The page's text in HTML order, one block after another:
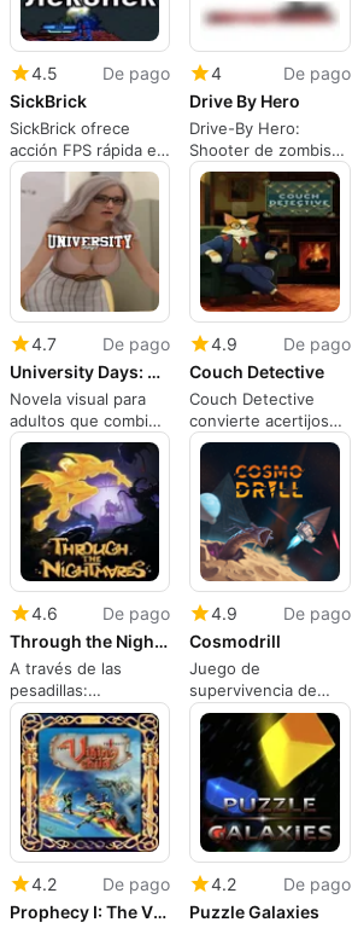
4.5
De pago
SickBrick
SickBrick ofrece
acción FPS rápida e
inspirada en lo retro
en Mac
4
De pago
Drive By Hero
Drive-By Hero:
Shooter de zombis
en rieles de arcade
con una enorme lista
de logros
4.7
De pago
University Days: Season 1
Novela visual para
adultos que combina
romance y misterio
en el campus a lo
largo de episodios
4.9
De pago
Couch Detective
Couch Detective
convierte acertijos
laterales en un juego
de interrogación de
4.6
De pago
Through the Nightmares
A través de las
pesadillas:
Plataforma de
precisión en los
miedos y temores de
la infancia
4.9
De pago
Cosmodrill
Juego de
supervivencia de
minería espacial
4.2
De pago
Prophecy I: The Viking Child
4.2
De pago
Puzzle Galaxies